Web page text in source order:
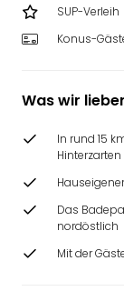
SUP-Verleih
Konus-
Was wir
In rund 15
Hinterzarten
Das
nordöstlich
Mit der